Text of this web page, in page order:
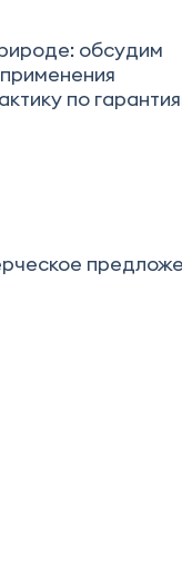
обсудим
по